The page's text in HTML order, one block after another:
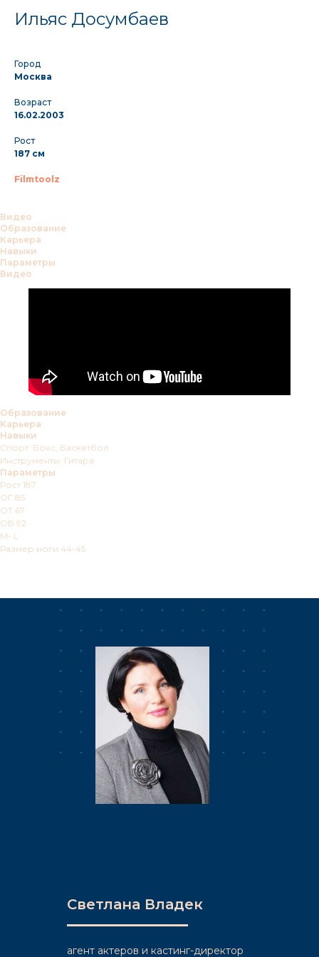
Ильяс Досумбаев
Город
Москва
Возраст
16.02.2003
Рост
187 см
Filmtoolz
Видео
Образование
Карьера
Навыки
Параметры
Видео
Образование
Карьера
Навыки
Спорт: Бокс, Баскетбол
Инструменты: Гитара
Параметры
Рост 187
ОГ 85
ОТ 67
ОБ 92
M- L
Размер ноги 44-45
Светлана Владек
агент актеров и кастинг-директор